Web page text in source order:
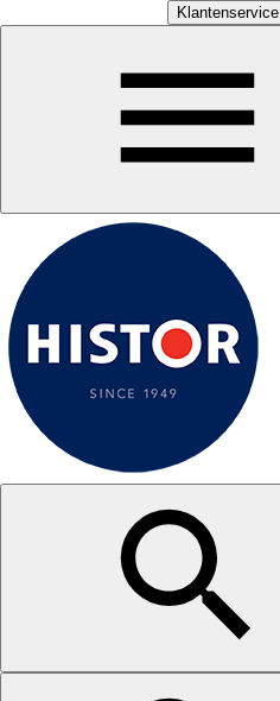
Klantenservice